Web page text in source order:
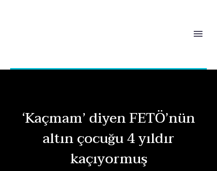
‘Kaçmam’ diyen FETÖ’nün
altın çocuğu 4 yıldır
kaçıyormuş